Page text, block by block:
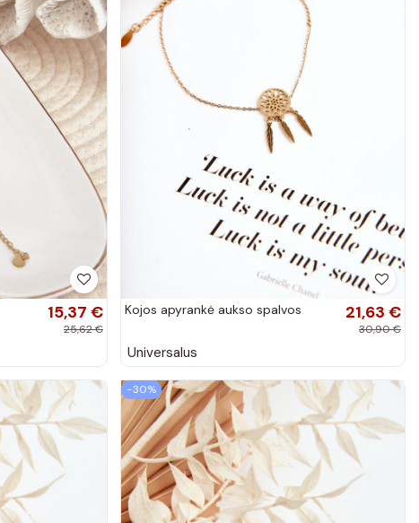
15,37 €
25,62 €
Kojos apyrankė aukso spalvos 21,63 €
30,90 €
Universalus
−30%